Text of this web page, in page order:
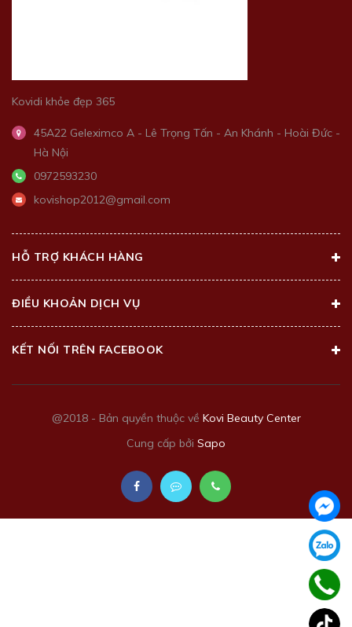
Kovidi khỏe đẹp 365
45A22 Geleximco A - Lê Trọng Tấn - An Khánh - Hoài Đức -
Hà Nội
0972593230
kovishop2012@gmail.com
HỖ TRỢ KHÁCH HÀNG
ĐIỀU KHOẢN DỊCH VỤ
KẾT NỐI TRÊN FACEBOOK
@2018 - Bản quyền thuộc về Kovi Beauty Center
Cung cấp bởi Sapo